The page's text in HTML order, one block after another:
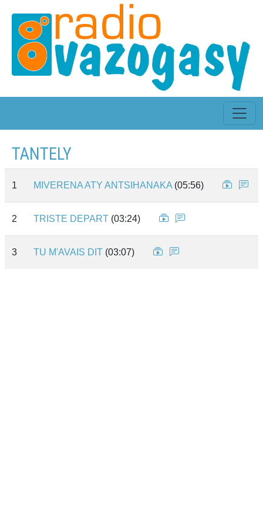
TANTELY
1 MIVERENA ATY ANTSIHANAKA (05:56)
2 TRISTE DEPART (03:24)
3 TU M'AVAIS DIT (03:07)